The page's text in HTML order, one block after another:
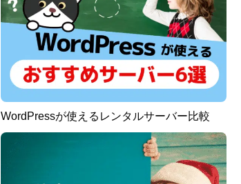
WordPressが使えるレンタルサーバー比較